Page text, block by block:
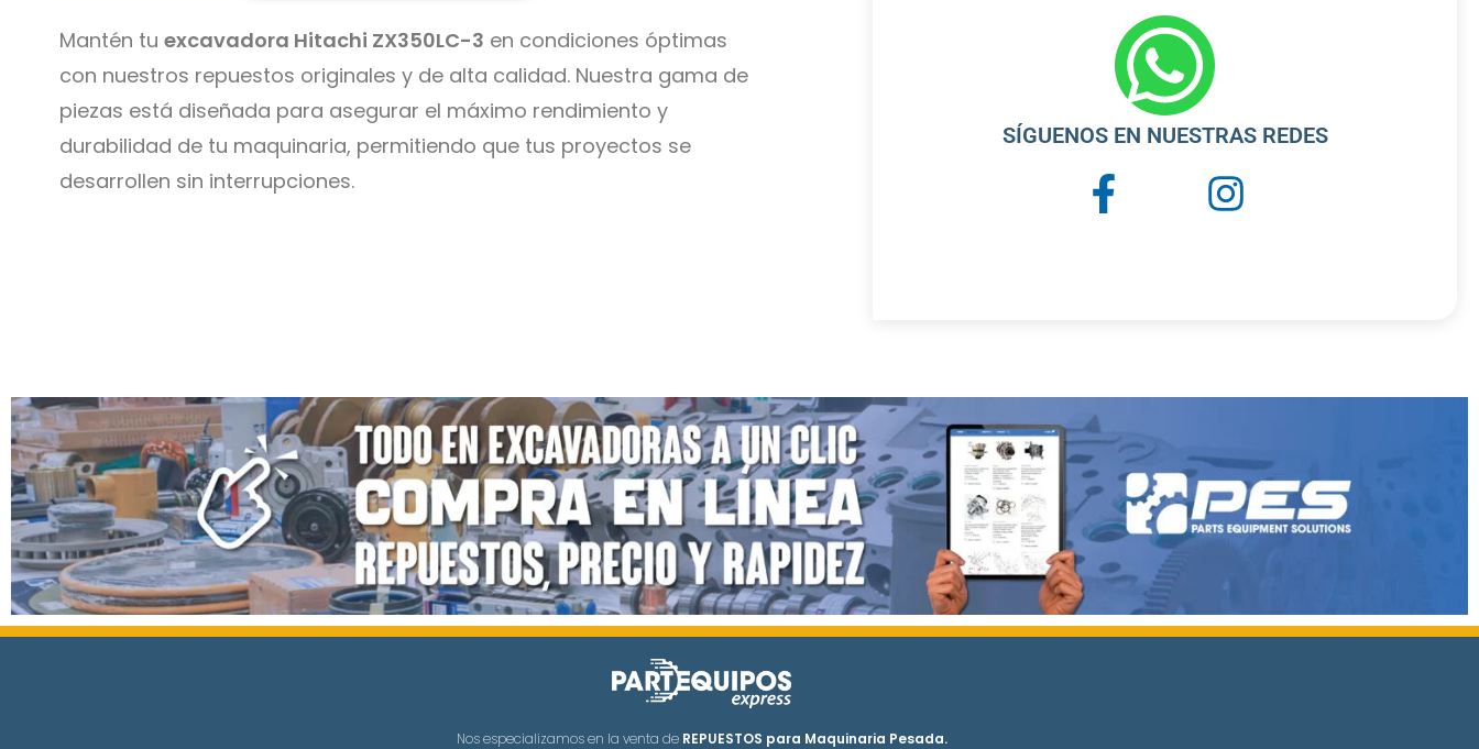
Mantén tuexcavadora Hitachi ZX350LC-3 en condiciones óptimas
con nuestros repuestos originales y de alta calidad. Nuestra gama de
piezas está diseñada para asegurar el máximo rendimiento y
durabilidad de tu maquinaria, permitiendo que tus proyectos se
desarrollen sin interrupciones.
SÍGUENOS EN NUESTRAS REDES
Nos especializamos en la venta de REPUESTOS para Maquinaria Pesada.